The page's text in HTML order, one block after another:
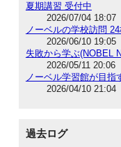
夏期講習 受付中
2026/07/04 18:07
ノーベルの学校訪問
2026/06/10 19:05
失敗から学ぶ(NOBEL
2026/05/11 20:06
ノーベル学習館が目
2026/04/10 21:04
過去ログ